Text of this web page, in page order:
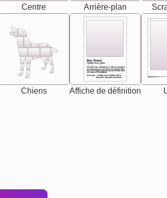
Centre Arrière-plan
Chiens
Best Friend
[<NAME>] Noun, feminie
Synonyms: Soulmate, closet confidante, sister at
heart person, life partner in adventure.
The person who understands you without explanation
you accepts just as you are. She's your partner in life's,
chaos your biggest supporter, and the one with whom
you share your best memories.
Affiche de définition